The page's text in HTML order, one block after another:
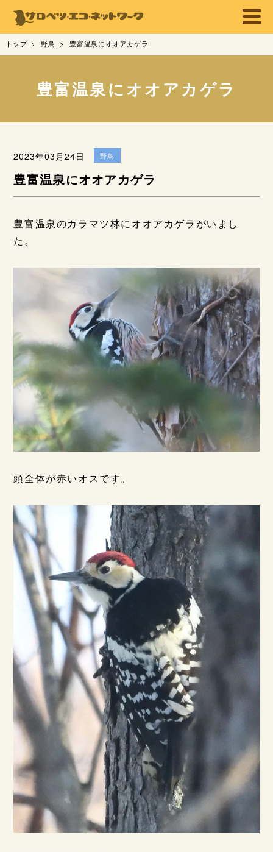
トップ 野鳥 豊富温泉にオオアカゲラ
豊富温泉にオオアカゲラ
2023年03月24日 野鳥
豊富温泉にオオアカゲラ
豊富温泉のカラマツ林にオオアカゲラがいまし
た。
頭全体が赤いオスです。